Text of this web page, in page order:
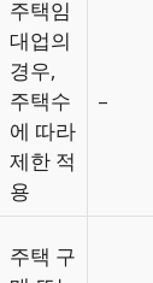
주택임
대업의
경우,
주택수
에 따라
제한 적
용
–
주택 구